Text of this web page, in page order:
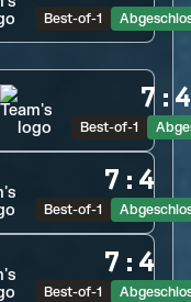
Best-of-1
7 :
Best-of-1
7 : 4
Best-of-1
7 : 4
Best-of-1